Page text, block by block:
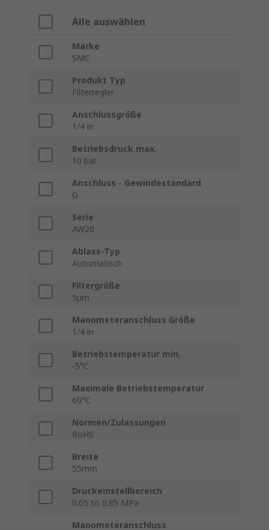
Alle auswählen
Marke
SMC
Produkt Typ
Filterregler
Anschlussgröße
1/4 in
Betriebsdruck max.
10 bar
Anschluss - Gewindestandard
G
Serie
AW20
Ablass-Typ
Automatisch
Filtergröße
5μm
Manometeranschluss Größe
1/4 in
Betriebstemperatur min.
-5°C
Maximale Betriebstemperatur
60°C
Normen/Zulassungen
RoHS
Breite
55mm
Druckeinstellbereich
0.05 to 0.85 MPa
Manometeranschluss